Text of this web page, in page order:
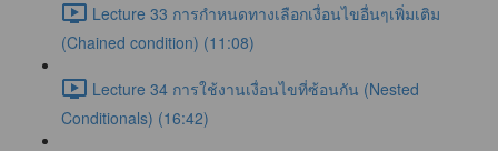
Lecture 33 การกำหนดทางเลือกเงื่อนไขอื่นๆเพิ่มเติม
(Chained condition) (11:08)
Lecture 34 การใช้งานเงื่อนไขที่ซ้อนกัน (Nested
Conditionals) (16:42)